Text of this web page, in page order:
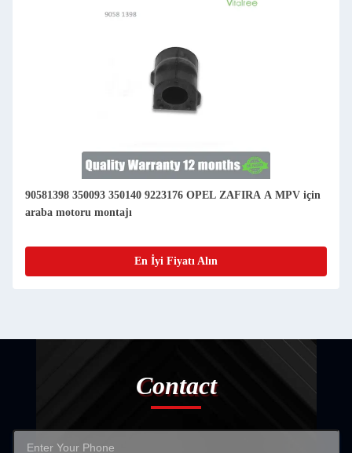
90581398 350093 350140 9223176 OPEL ZAFIRA A MPV için
araba motoru montajı
En İyi Fiyatı Alın
Contact